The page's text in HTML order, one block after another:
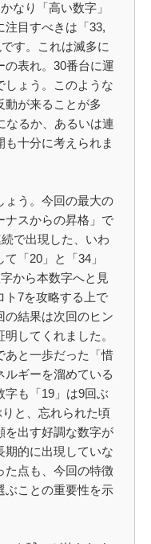
なり「高い数字」
注目すべきは「33,
す。これは滅多に
の表れ。30番台に運
しょう。このような
動が来ることが多
なるか、あるいは連
十分に考えられま
ょう。今回の最大の
ナスからの昇格」で
で出現した、いわ
「20」と「34」
から本数字へと見
ト7を攻略する上で
の結果は次回のヒン
してくれました。
あと一歩だった「惜
ルギーを溜めている
字も「19」は9回ぶ
と、忘れられた頃
を出す好調な数字が
期的に出現していな
た点も、今回の特徴
ぶことの重要性を示